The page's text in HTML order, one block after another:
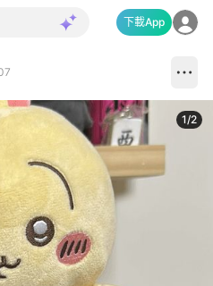
下載App
1/2